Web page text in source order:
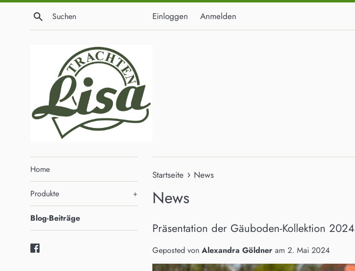
Direkt
Suchen Einloggen Anmelden
Home
Produkte +
Blog-Beiträge
Startseite › News
News
Präsentation der Gäuboden-Kollektion 2024
Geposted von Alexandra Göldner am 2. Mai 2024